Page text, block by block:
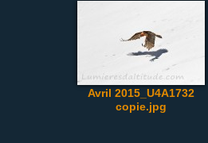
Avril 2015_U4A1732
copie.jpg